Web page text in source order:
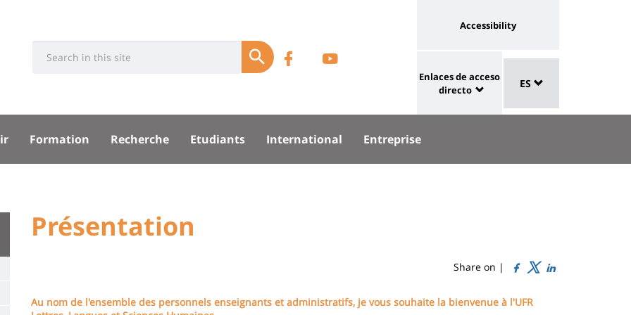
Université
Soumettre
Réseaux
sociaux
Retrouvez-
sur
sur
Youtube
Université
lien
vers
page
accessibilité
Accessibility
University
:
links
Enlaces de acceso
directo
Sélecteur
de
langue
ES
Formation Recherche Etudiants International Entreprise
University
content
Titre
Présentation
Share on |
Contenu
Au nom de l'ensemble des personnels enseignants et administratifs, je vous souhaite la bienvenue à l'UFR